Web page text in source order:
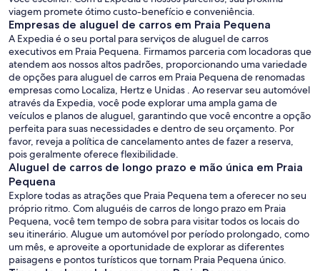
viagem promete ótimo custo-benefício e conveniência.
Empresas de aluguel de carros em Praia Pequena
A Expedia é o seu portal para serviços de aluguel de carros
executivos em Praia Pequena. Firmamos parceria com locadoras que
atendem aos nossos altos padrões, proporcionando uma variedade
de opções para aluguel de carros em Praia Pequena de renomadas
empresas como Localiza, Hertz e Unidas . Ao reservar seu automóvel
através da Expedia, você pode explorar uma ampla gama de
veículos e planos de aluguel, garantindo que você encontre a opção
perfeita para suas necessidades e dentro de seu orçamento. Por
favor, reveja a política de cancelamento antes de fazer a reserva,
pois geralmente oferece flexibilidade.
Aluguel de carros de longo prazo e mão única em Praia
Pequena
Explore todas as atrações que Praia Pequena tem a oferecer no seu
próprio ritmo. Com aluguéis de carros de longo prazo em Praia
Pequena, você tem tempo de sobra para visitar todos os locais do
seu itinerário. Alugue um automóvel por período prolongado, como
um mês, e aproveite a oportunidade de explorar as diferentes
paisagens e pontos turísticos que tornam Praia Pequena único.